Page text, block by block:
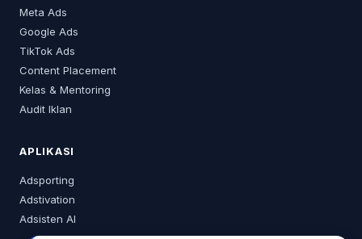
Meta Ads
Google Ads
TikTok Ads
Content Placement
Kelas & Mentoring
Audit Iklan
APLIKASI
Adsporting
Adstivation
Adsisten AI